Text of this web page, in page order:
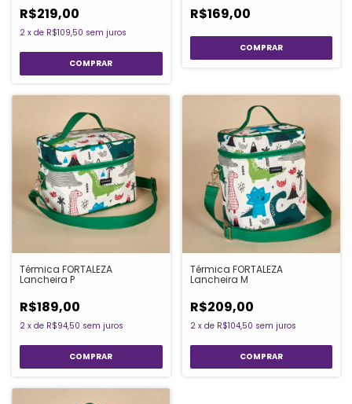
R$219,00
2 x de R$109,50 sem juros
R$169,00
Térmica FORTALEZA
Lancheira P
R$189,00
2 x de R$94,50 sem juros
Térmica FORTALEZA
Lancheira M
R$209,00
2 x de R$104,50 sem juros